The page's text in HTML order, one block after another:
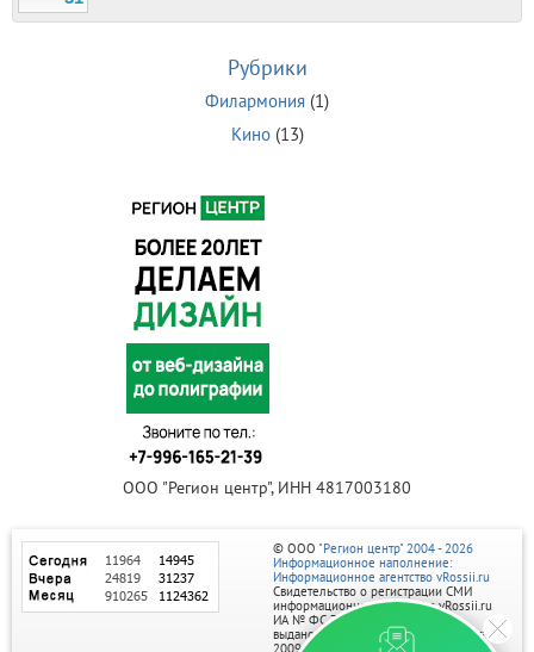
Рубрики
Филармония (1)
Кино(13)
ООО "Регион центр", ИНН 4817003180
© ООО "Регион центр" 2004 - 2026
Информационное наполнение:
Информационное агентство vRossii.ru
Свидетельство о регистрации СМИ
информационного агентства vRossii.ru
ИА № ФС 77‑35502
выдано РОСКОМНАДЗОРом 04 марта
2009г.